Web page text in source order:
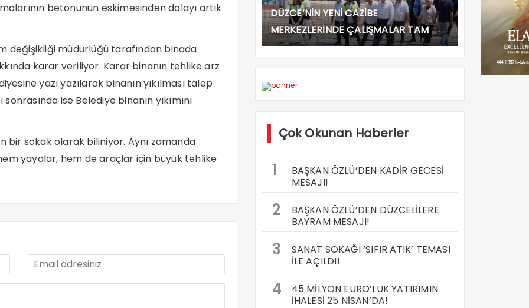
betonunun eskimesinden dolayı artık
değişikliği müdürlüğü tarafından binada
karar veriliyor. Karar binanın tehlike arz
yazı yazılarak binanın yıkılması talep
ise Belediye binanın yıkımını
bir sokak olarak biliniyor. Aynı zamanda
yayalar, hem de araçlar için büyük tehlike
DÜZCE’NİN YENİ CAZİBE
MERKEZLERİNDE ÇALIŞMALAR TAM
GAZ!
Çok Okunan Haberler
1
BAŞKAN ÖZLÜ’DEN KADİR GECESİ
MESAJI!
2
BAŞKAN ÖZLÜ’DEN DÜZCELİLERE
BAYRAM MESAJI!
3
SANAT SOKAĞI ‘SIFIR ATIK’ TEMASI
İLE AÇILDI!
4
45 MİLYON EURO’LUK YATIRIMIN
İHALESİ 25 NİSAN’DA!